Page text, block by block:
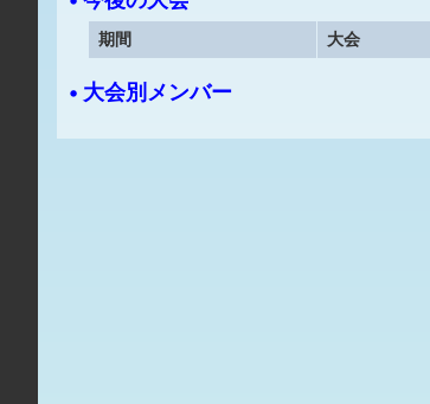
期間 大会
• 大会別メンバー